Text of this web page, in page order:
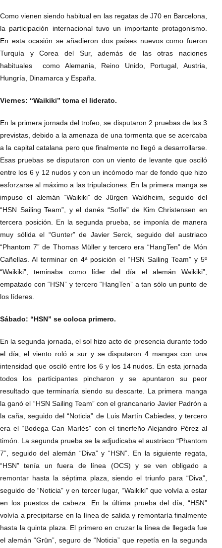
Como vienen siendo habitual en las regatas de J70 en Barcelona,
la participación internacional tuvo un importante protagonismo.
En esta ocasión se añadieron dos países nuevos como fueron
Turquía y Corea del Sur, además de las otras naciones
habituales como Alemania, Reino Unido, Portugal, Austria,
Hungría, Dinamarca y España.
Viernes: “Waikiki” toma el liderato.
En la primera jornada del trofeo, se disputaron 2 pruebas de las 3
previstas, debido a la amenaza de una tormenta que se acercaba
a la capital catalana pero que finalmente no llegó a desarrollarse.
Esas pruebas se disputaron con un viento de levante que osciló
entre los 6 y 12 nudos y con un incómodo mar de fondo que hizo
esforzarse al máximo a las tripulaciones. En la primera manga se
impuso el alemán “Waikiki” de Jürgen Waldheim, seguido del
“HSN Sailing Team”, y el danés “Soffe” de Kim Christensen en
tercera posición. En la segunda prueba, se imponía de manera
muy sólida el “Gunter” de Javier Serck, seguido del austriaco
“Phantom 7” de Thomas Müller y tercero era “HangTen” de Món
Cañellas. Al terminar en 4ª posición el “HSN Sailing Team” y 5º
“Waikiki”, teminaba como líder del día el alemán Waikiki”,
empatado con “HSN” y tercero “HangTen” a tan sólo un punto de
los líderes.
Sábado: “HSN” se coloca primero.
En la segunda jornada, el sol hizo acto de presencia durante todo
el día, el viento roló a sur y se disputaron 4 mangas con una
intensidad que osciló entre los 6 y los 14 nudos. En esta jornada
todos los participantes pincharon y se apuntaron su peor
resultado que terminaría siendo su descarte. La primera manga
la ganó el “HSN Sailing Team” con el grancanario Javier Padrón a
la caña, seguido del “Noticia” de Luis Martín Cabiedes, y tercero
era el “Bodega Can Marlés” con el tinerfeño Alejandro Pérez al
timón. La segunda prueba se la adjudicaba el austriaco “Phantom
7”, seguido del alemán “Diva” y “HSN”. En la siguiente regata,
“HSN” tenía un fuera de línea (OCS) y se ven obligado a
remontar hasta la séptima plaza, siendo el triunfo para “Diva”,
seguido de “Noticia” y en tercer lugar, “Waikiki” que volvía a estar
en los puestos de cabeza. En la última prueba del día, “HSN”
volvía a precipitarse en la línea de salida y remontaría finalmente
hasta la quinta plaza. El primero en cruzar la línea de llegada fue
el alemán “Grün”, seguro de “Noticia” que repetía en la segunda